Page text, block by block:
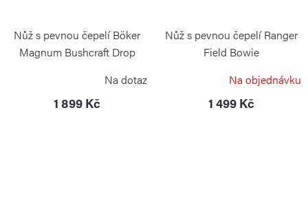
Nůž s pevnou čepelí Böker
Magnum Bushcraft Drop
Na dotaz
1 899 Kč
Nůž s pevnou čepelí Ranger
Field Bowie
Na objednávku
1 499 Kč